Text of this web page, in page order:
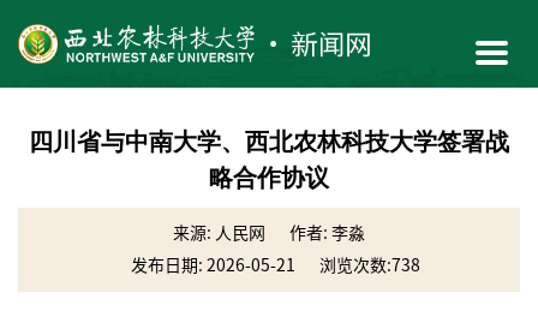
四川省与中南大学、西北农林科技大学签署战
略合作协议
来源: 人民网
作者: 李淼
发布日期: 2026-05-21
浏览次数: 738